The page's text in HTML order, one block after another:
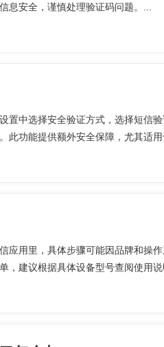
息安全，谨慎处理验证码问题。...
置中选择安全验证方式，选择短信
此功能提供额外安全保障，尤其适
应用里，具体步骤可能因品牌和操
，建议根据具体设备型号查阅使用